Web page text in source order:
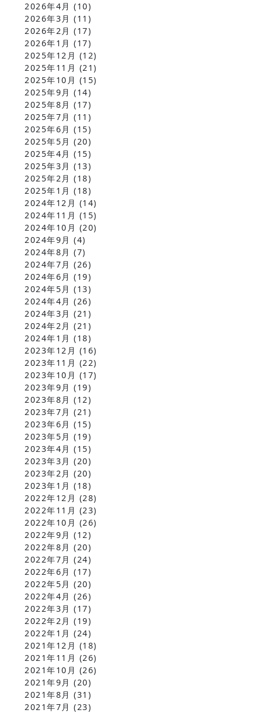
2026年4月 (10)
2026年3月 (11)
2026年2月 (17)
2026年1月 (17)
2025年12月 (12)
2025年11月 (21)
2025年10月 (15)
2025年9月 (14)
2025年8月 (17)
2025年7月 (11)
2025年6月 (15)
2025年5月 (20)
2025年4月 (15)
2025年3月 (13)
2025年2月 (18)
2025年1月 (18)
2024年12月 (14)
2024年11月 (15)
2024年10月 (20)
2024年9月 (4)
2024年8月 (7)
2024年7月 (26)
2024年6月 (19)
2024年5月 (13)
2024年4月 (26)
2024年3月 (21)
2024年2月 (21)
2024年1月 (18)
2023年12月 (16)
2023年11月 (22)
2023年10月 (17)
2023年9月 (19)
2023年8月 (12)
2023年7月 (21)
2023年6月 (15)
2023年5月 (19)
2023年4月 (15)
2023年3月 (20)
2023年2月 (20)
2023年1月 (18)
2022年12月 (28)
2022年11月 (23)
2022年10月 (26)
2022年9月 (12)
2022年8月 (20)
2022年7月 (24)
2022年6月 (17)
2022年5月 (20)
2022年4月 (26)
2022年3月 (17)
2022年2月 (19)
2022年1月 (24)
2021年12月 (18)
2021年11月 (26)
2021年10月 (26)
2021年9月 (20)
2021年8月 (31)
2021年7月 (23)